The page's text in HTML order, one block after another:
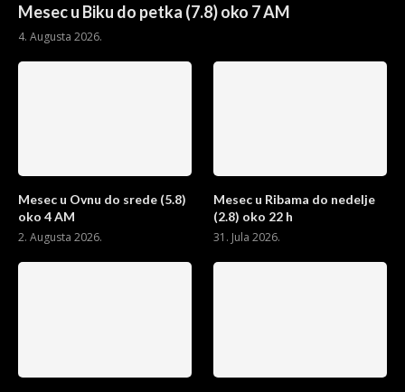
Mesec u Biku do petka (7.8) oko 7 AM
4. Augusta 2026.
Mesec u Ovnu do srede (5.8)
oko 4 AM
2. Augusta 2026.
Mesec u Ribama do nedelje
(2.8) oko 22 h
31. Jula 2026.